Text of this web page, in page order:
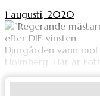
1 augusti, 2020
Djurgården vann
Holmberg. Här är